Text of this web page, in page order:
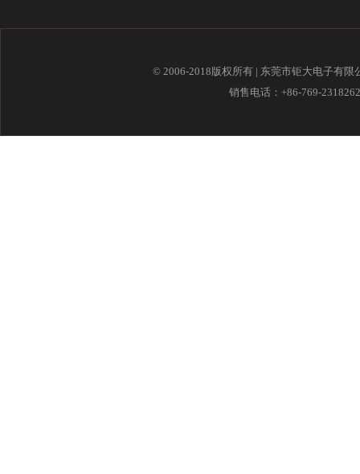
© 2006-2018版权所有 | 东莞市钜大电子有
销售电话：+86-769-